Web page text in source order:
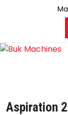
Aspiration 2